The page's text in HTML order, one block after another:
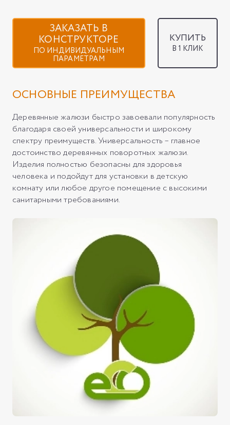
ЗАКАЗАТЬ В
КОНСТРУКТОРЕ
ПО ИНДИВИДУАЛЬНЫМ
ПАРАМЕТРАМ
КУПИТЬ
В 1 КЛИК
ОСНОВНЫЕ ПРЕИМУЩЕСТВА
Деревянные жалюзи быстро завоевали популярность
благодаря своей универсальности и широкому
спектру преимуществ. Универсальность – главное
достоинство деревянных поворотных жалюзи.
Изделия полностью безопасны для здоровья
человека и подойдут для установки в детскую
комнату или любое другое помещение с высокими
санитарными требованиями.